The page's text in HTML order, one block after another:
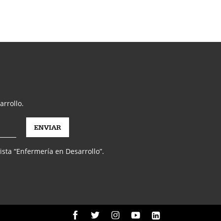
“Enfermería en Desarrollo”.